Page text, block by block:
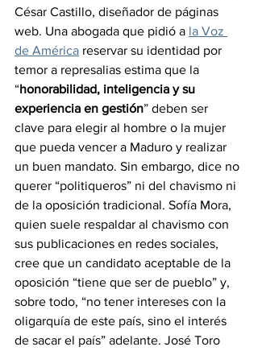
César Castillo, diseñador de páginas
web. Una abogada que pidió a la Voz
de América reservar su identidad por
temor a represalias estima que la
“honorabilidad, inteligencia y su
experiencia en gestión” deben ser
clave para elegir al hombre o la mujer
que pueda vencer a Maduro y realizar
un buen mandato. Sin embargo, dice no
querer “politiqueros” ni del chavismo ni
de la oposición tradicional. Sofía Mora,
quien suele respaldar al chavismo con
sus publicaciones en redes sociales,
cree que un candidato aceptable de la
oposición “tiene que ser de pueblo” y,
sobre todo, “no tener intereses con la
oligarquía de este país, sino el interés
de sacar el país” adelante. José Toro